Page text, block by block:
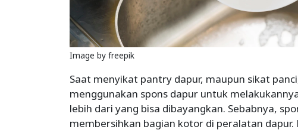
Image by freepik
Saat menyikat pantry dapur, maupun sikat
menggunakan spons dapur untuk
lebih dari yang bisa dibayangkan. Sebabnya,
membersihkan bagian kotor di peralatan